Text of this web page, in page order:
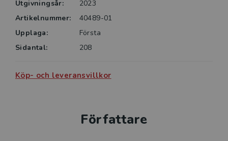
Utgivningsår:
2023
Artikelnummer:
40489-01
Upplaga:
Första
Sidantal:
208
Köp- och leveransvillkor
Författare